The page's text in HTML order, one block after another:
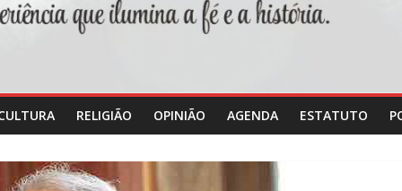
RELIGIÃO OPINIÃO AGENDA ESTATUTO